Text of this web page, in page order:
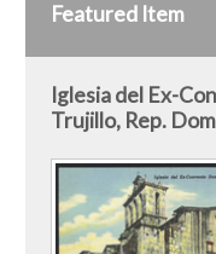
Featured Item
Iglesia del Ex-
Trujillo, Rep.